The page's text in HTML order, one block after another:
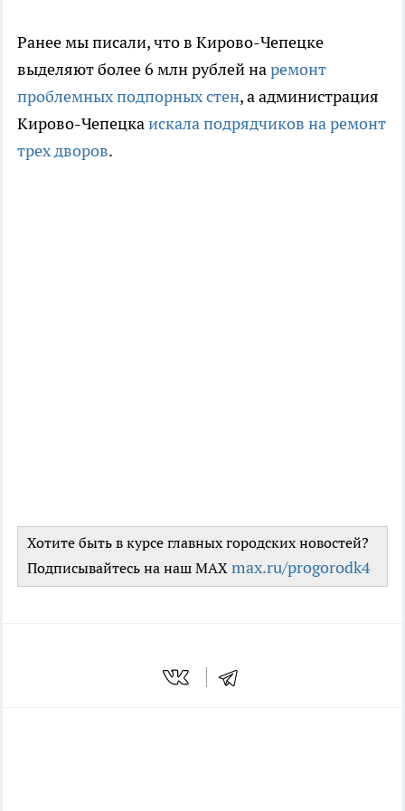
Ранее мы писали, что в Кирово-Чепецке
выделяют более 6 млн рублей наремонт
проблемных подпорных стен, а администрация
Кирово-Чепецкаискала подрядчиков на ремонт
трех дворов.
Хотите быть в курсе главных городских новостей?
Подписывайтесь на наш MAX max.ru/progorodk4